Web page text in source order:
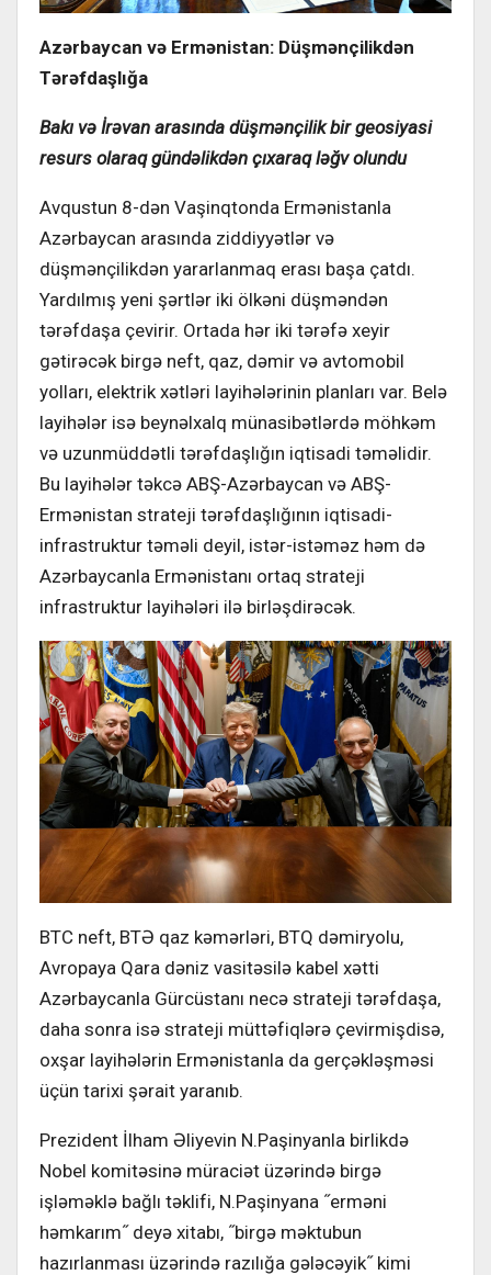
Azərbaycan və Ermənistan: Düşmənçilikdən
Tərəfdaşlığa
Bakı və İrəvan arasında düşmənçilik bir geosiyasi
resurs olaraq gündəlikdən çıxaraq ləğv olundu
Avqustun 8-dən Vaşinqtonda Ermənistanla
Azərbaycan arasında ziddiyyətlər və
düşmənçilikdən yararlanmaq erası başa çatdı.
Yardılmış yeni şərtlər iki ölkəni düşməndən
tərəfdaşa çevirir. Ortada hər iki tərəfə xeyir
gətirəcək birgə neft, qaz, dəmir və avtomobil
yolları, elektrik xətləri layihələrinin planları var. Belə
layihələr isə beynəlxalq münasibətlərdə möhkəm
və uzunmüddətli tərəfdaşlığın iqtisadi təməlidir.
Bu layihələr təkcə ABŞ-Azərbaycan və ABŞ-
Ermənistan strateji tərəfdaşlığının iqtisadi-
infrastruktur təməli deyil, istər-istəməz həm də
Azərbaycanla Ermənistanı ortaq strateji
infrastruktur layihələri ilə birləşdirəcək.
BTC neft, BTƏ qaz kəmərləri, BTQ dəmiryolu,
Avropaya Qara dəniz vasitəsilə kabel xətti
Azərbaycanla Gürcüstanı necə strateji tərəfdaşa,
daha sonra isə strateji müttəfiqlərə çevirmişdisə,
oxşar layihələrin Ermənistanla da gerçəkləşməsi
üçün tarixi şərait yaranıb.
Prezident İlham Əliyevin N.Paşinyanla birlikdə
Nobel komitəsinə müraciət üzərində birgə
işləməklə bağlı təklifi, N.Paşinyana ˝erməni
həmkarım˝ deyə xitabı, ˝birgə məktubun
hazırlanması üzərində razılığa gələcəyik˝ kimi